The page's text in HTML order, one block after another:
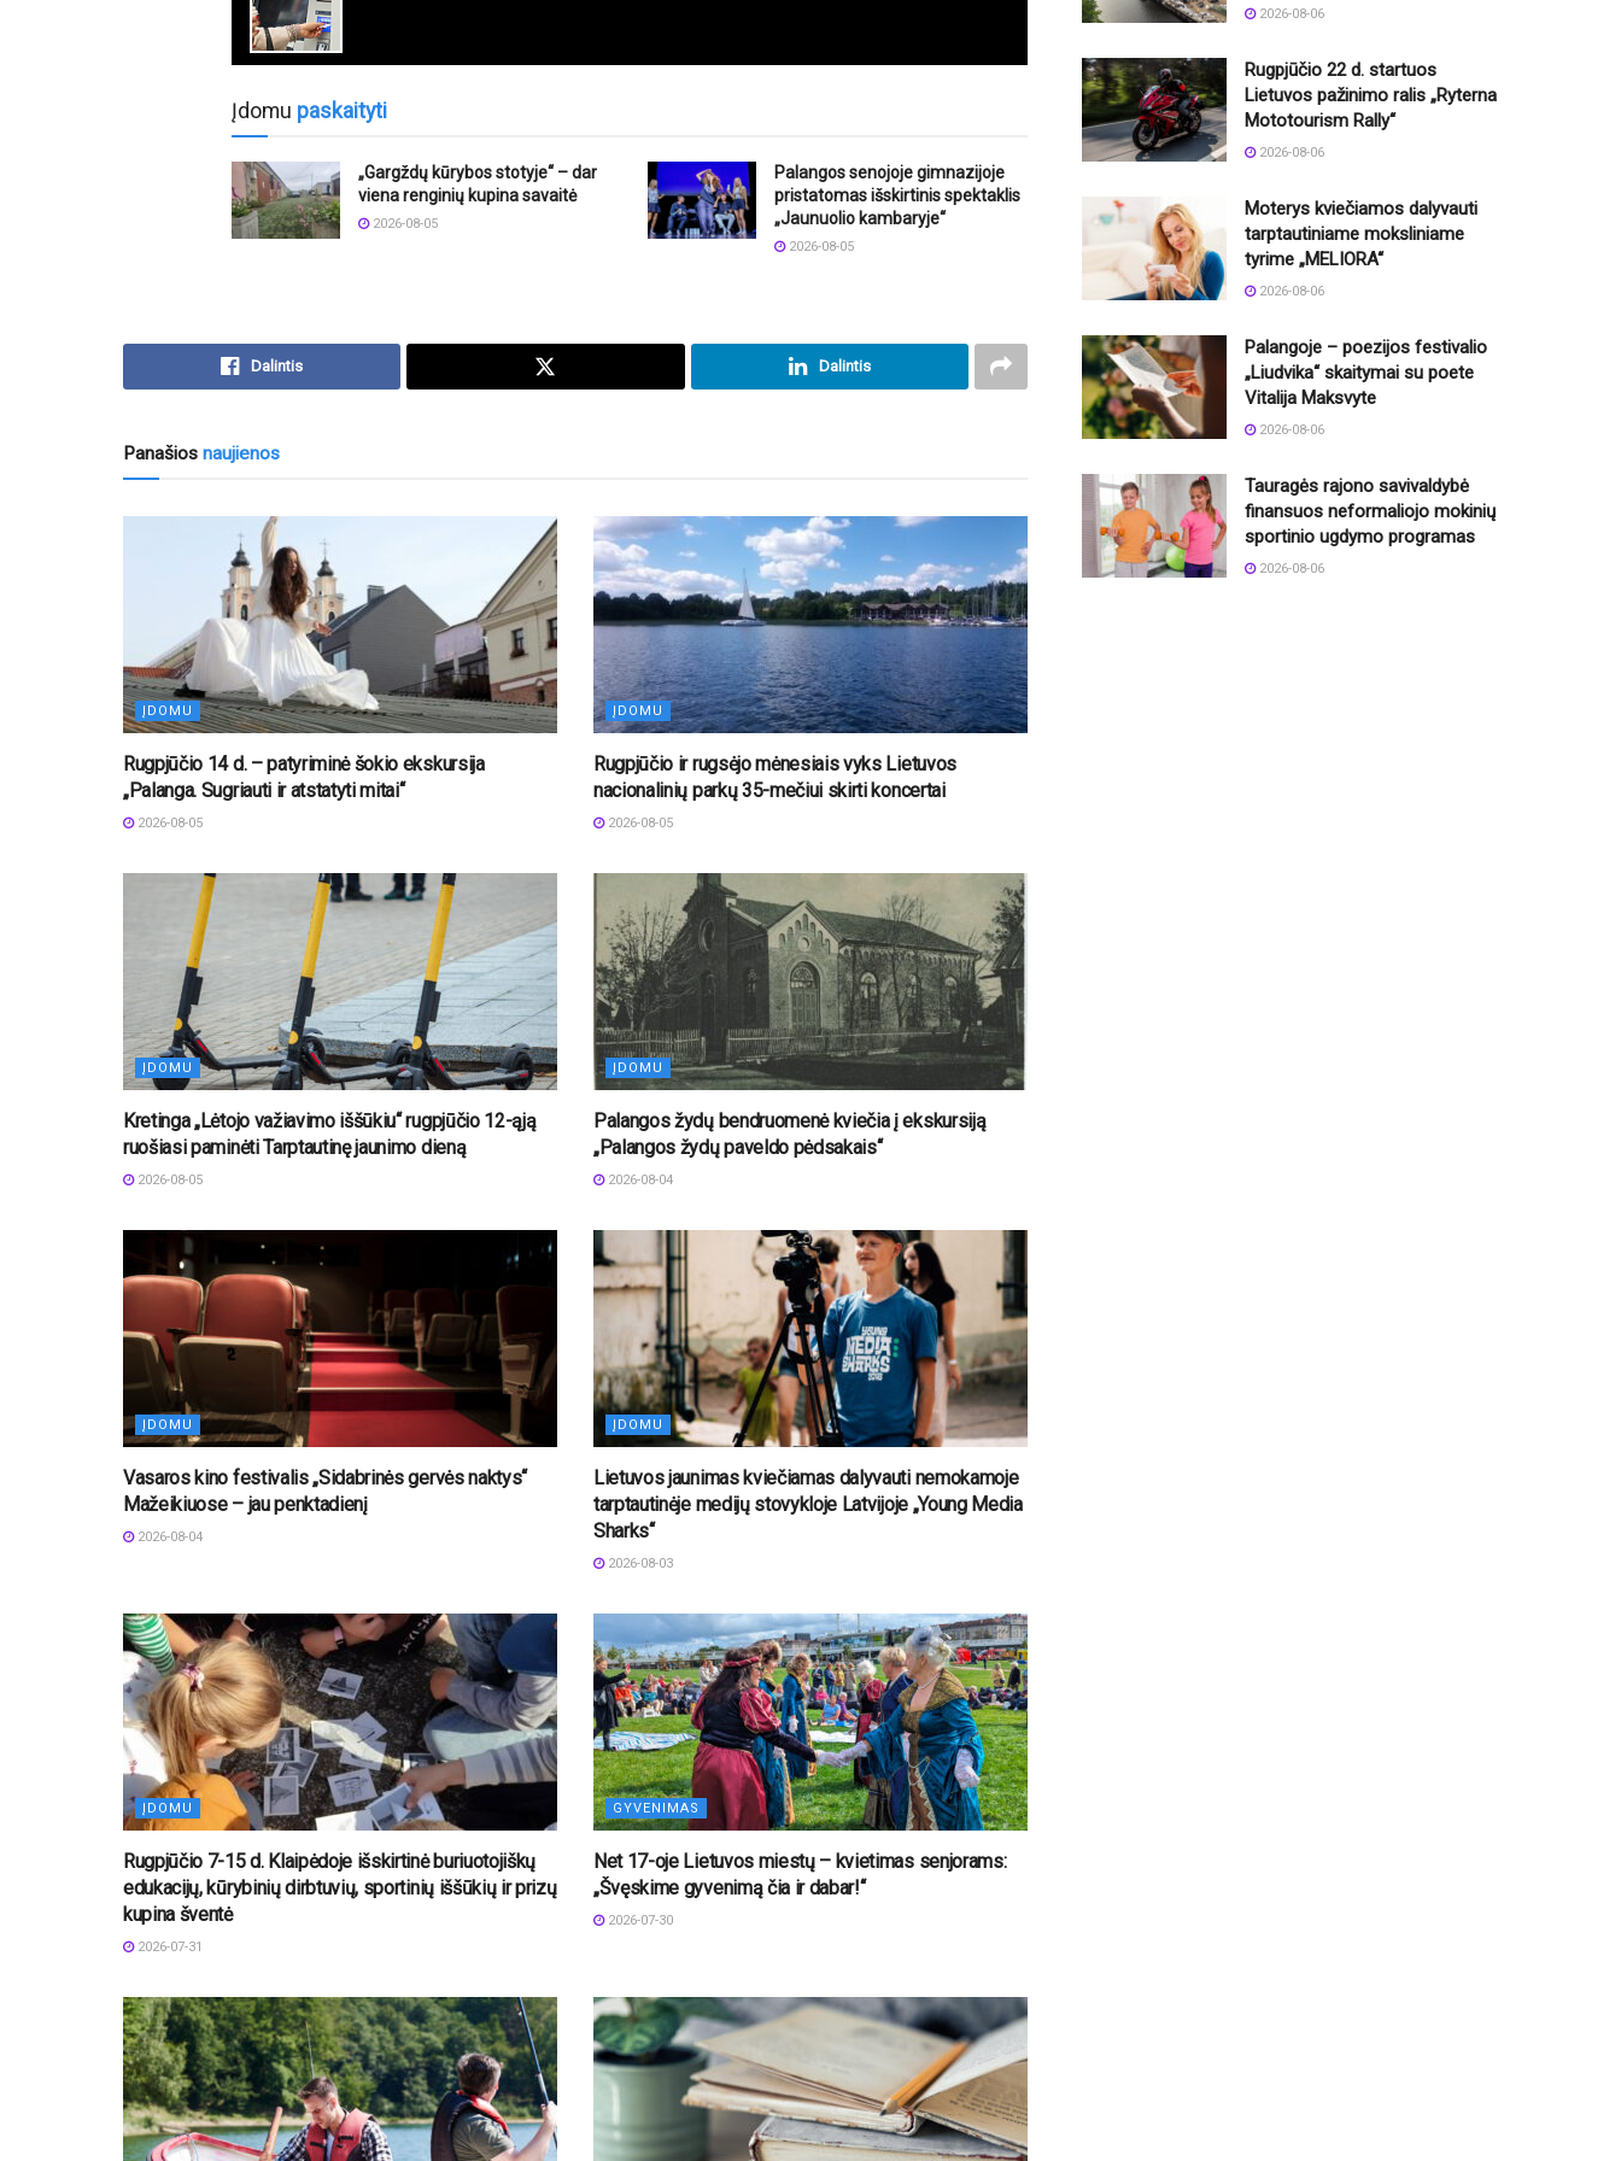
Įdomu paskaityti
„Gargždų kūrybos stotyje“ – dar
viena renginių kupina savaitė
2026-08-05
Palangos senojoje gimnazijoje
pristatomas išskirtinis spektaklis
„Jaunuolio kambaryje“
2026-08-05
Dalintis Dalintis
Panašios naujienos
ĮDOMU
Rugpjūčio 14 d. – patyriminė šokio ekskursija
„Palanga. Sugriauti ir atstatyti mitai“
2026-08-05
ĮDOMU
Rugpjūčio ir rugsėjo mėnesiais vyks Lietuvos
nacionalinių parkų 35-mečiui skirti koncertai
2026-08-05
ĮDOMU
Kretinga „Lėtojo važiavimo iššūkiu“ rugpjūčio 12-ąją
ruošiasi paminėti Tarptautinę jaunimo dieną
2026-08-05
ĮDOMU
Palangos žydų bendruomenė kviečia į ekskursiją
„Palangos žydų paveldo pėdsakais“
2026-08-04
ĮDOMU
Vasaros kino festivalis „Sidabrinės gervės naktys“
Mažeikiuose – jau penktadienį
2026-08-04
ĮDOMU
Lietuvos jaunimas kviečiamas dalyvauti nemokamoje
tarptautinėje medijų stovykloje Latvijoje „Young Media
Sharks“
2026-08-03
ĮDOMU
Rugpjūčio 7-15 d. Klaipėdoje išskirtinė buriuotojiškų
edukacijų, kūrybinių dirbtuvių, sportinių iššūkių ir prizų
kupina šventė
2026-07-31
GYVENIMAS
Net 17-oje Lietuvos miestų – kvietimas senjorams:
„Švęskime gyvenimą čia ir dabar!“
2026-07-30
2026-08-06
Rugpjūčio 22 d. startuos
Lietuvos pažinimo ralis „Ryterna
Mototourism Rally“
2026-08-06
Moterys kviečiamos dalyvauti
tarptautiniame moksliniame
tyrime „MELIORA“
2026-08-06
Palangoje – poezijos festivalio
„Liudvika“ skaitymai su poete
Vitalija Maksvyte
2026-08-06
Tauragės rajono savivaldybė
finansuos neformaliojo mokinių
sportinio ugdymo programas
2026-08-06